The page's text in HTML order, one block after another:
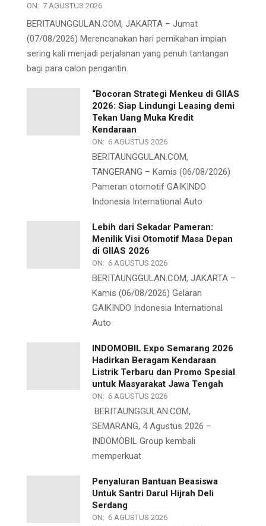
ON: 7 AGUSTUS 2026
BERITAUNGGULAN.COM, JAKARTA – Jumat
(07/08/2026) Merencanakan hari pernikahan impian
sering kali menjadi perjalanan yang penuh tantangan
bagi para calon pengantin.
“Bocoran Strategi Menkeu di GIIAS
2026: Siap Lindungi Leasing demi
Tekan Uang Muka Kredit
Kendaraan
ON: 6 AGUSTUS 2026
BERITAUNGGULAN.COM,
TANGERANG – Kamis (06/08/2026)
Pameran otomotif GAIKINDO
Indonesia International Auto
Lebih dari Sekadar Pameran:
Menilik Visi Otomotif Masa Depan
di GIIAS 2026
ON: 6 AGUSTUS 2026
BERITAUNGGULAN.COM, JAKARTA –
Kamis (06/08/2026) Gelaran
GAIKINDO Indonesia International
Auto
INDOMOBIL Expo Semarang 2026
Hadirkan Beragam Kendaraan
Listrik Terbaru dan Promo Spesial
untuk Masyarakat Jawa Tengah
ON: 6 AGUSTUS 2026
BERITAUNGGULAN.COM,
SEMARANG, 4 Agustus 2026 –
INDOMOBIL Group kembali
memperkuat
Penyaluran Bantuan Beasiswa
Untuk Santri Darul Hijrah Deli
Serdang
ON: 6 AGUSTUS 2026